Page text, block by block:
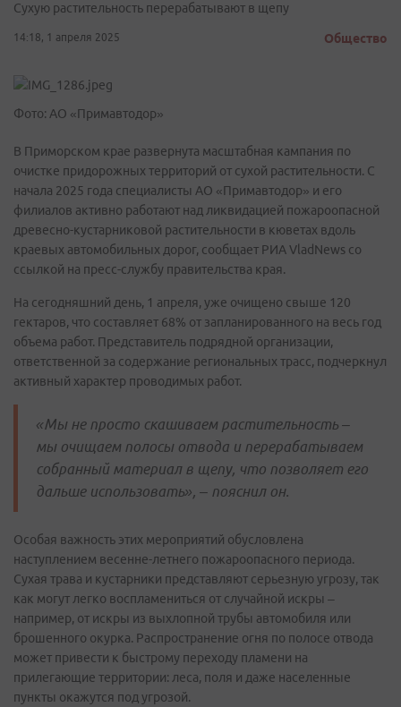
Сухую растительность перерабатывают в щепу
14:18, 1 апреля 2025 Общество
Фото: АО «Примавтодор»
В Приморском крае развернута масштабная кампания по
очистке придорожных территорий от сухой растительности. С
начала 2025 года специалисты АО «Примавтодор» и его
филиалов активно работают над ликвидацией пожароопасной
древесно-кустарниковой растительности в кюветах вдоль
краевых автомобильных дорог, сообщает РИА VladNews со
ссылкой на пресс-службу правительства края.
На сегодняшний день, 1 апреля, уже очищено свыше 120
гектаров, что составляет 68% от запланированного на весь год
объема работ. Представитель подрядной организации,
ответственной за содержание региональных трасс, подчеркнул
активный характер проводимых работ.
«Мы не просто скашиваем растительность –
мы очищаем полосы отвода и перерабатываем
собранный материал в щепу, что позволяет его
дальше использовать», – пояснил он.
Особая важность этих мероприятий обусловлена
наступлением весенне-летнего пожароопасного периода.
Сухая трава и кустарники представляют серьезную угрозу, так
как могут легко воспламениться от случайной искры –
например, от искры из выхлопной трубы автомобиля или
брошенного окурка. Распространение огня по полосе отвода
может привести к быстрому переходу пламени на
прилегающие территории: леса, поля и даже населенные
пункты окажутся под угрозой.